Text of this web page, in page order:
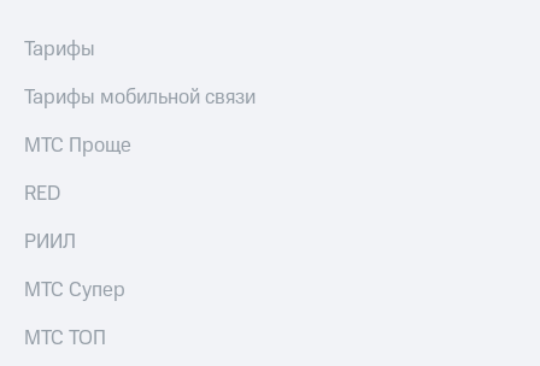
капитал
и
Программа
приобретения
Порядок
выкупа
Тарифы
Тарифы мобильной связи
МТС Проще
RED
РИИЛ
МТС Супер
МТС ТОП